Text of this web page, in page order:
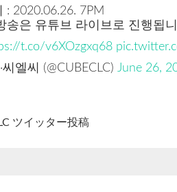
: 2020.06.26. 7PM
송은 유튜브 라이브로 진행됩
t.co/v6XOzgxq68
씨엘씨 (@CUBECLC) June 26,
ツイッター投稿